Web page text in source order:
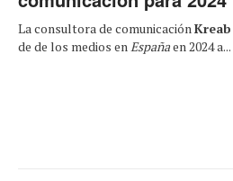
La consultora de comunicaciónKreab
de de los medios enEspañaen 2024 a...